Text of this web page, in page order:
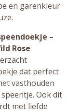
en garenkleur
–
Rose
dat perfect
vasthouden
Ook dit
met liefde